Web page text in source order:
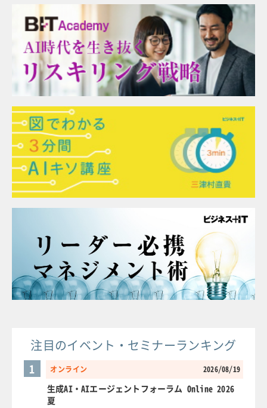
注目のイベント・セミナーランキング
オンライン 2026/08/19
1
生成AI・AIエージェントフォーラム Online 2026
夏